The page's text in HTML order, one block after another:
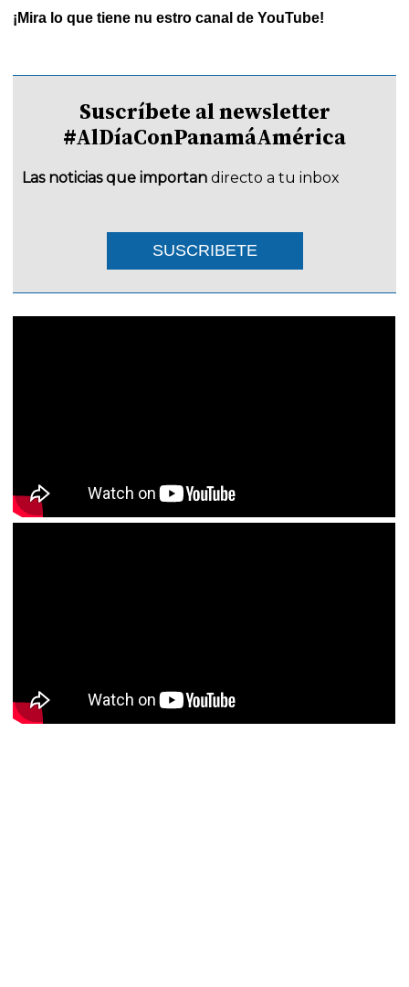
¡Mira lo que tiene nu estro canal de YouTube!
Suscríbete al newsletter
#AlDíaConPanamáAmérica
Las noticias que importan directo a tu inbox
SUSCRIBETE